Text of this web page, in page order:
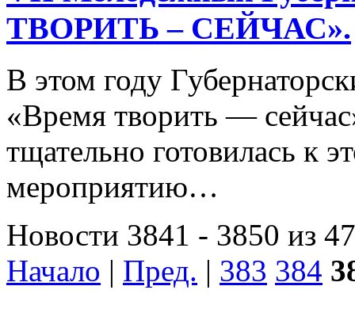
ТВОРИТЬ – СЕЙЧАС».
В этом году
«Время творить —
тщательно готовилась к
мероприятию…
Новости 3841 - 3850 из
Начало | Пред. | 383 384